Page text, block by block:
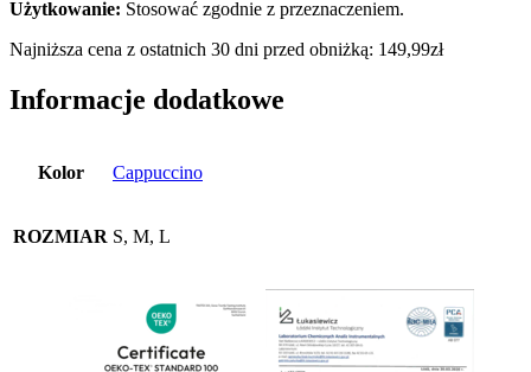
Użytkowanie: Stosować zgodnie z przeznaczeniem.
Najniższa cena z ostatnich 30 dni przed obniżką: 149,99zł
Informacje dodatkowe
Kolor Cappuccino
ROZMIAR S, M, L